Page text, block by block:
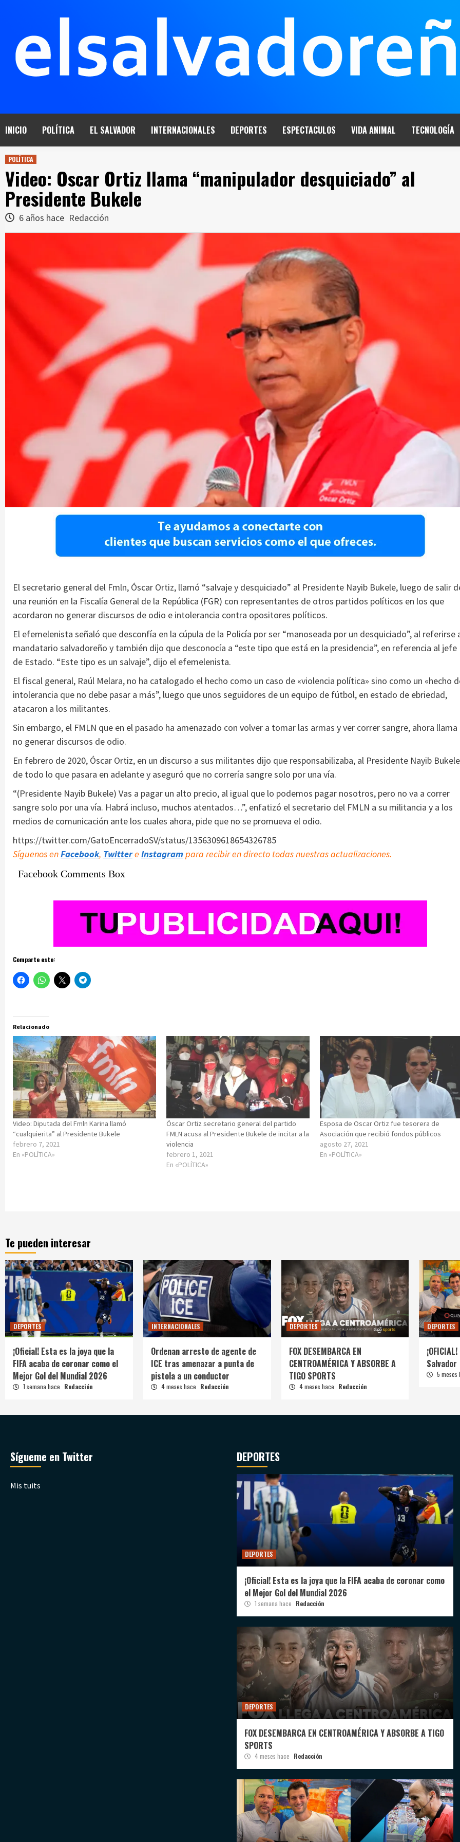
INICIO POLÍTICA EL SALVADOR INTERNACIONALES DEPORTES ESPECTACULOS VIDA ANIMAL TECNOLOGÍA
POLÍTICA
Video: Oscar Ortiz llama “manipulador desquiciado” al
Presidente Bukele
6 años hace Redacción
El secretario general del Fmln, Óscar Ortiz, llamó “salvaje y desquiciado” al Presidente Nayib Bukele, luego de salir
una reunión en la Fiscalía General de la República (FGR) con representantes de otros partidos políticos en los que
acordaron no generar discursos de odio e intolerancia contra opositores políticos.
El efemelenista señaló que desconfía en la cúpula de la Policía por ser “manoseada por un desquiciado”, al referirse
mandatario salvadoreño y también dijo que desconocía a “este tipo que está en la presidencia”, en referencia al jefe
de Estado. “Este tipo es un salvaje”, dijo el efemelenista.
El fiscal general, Raúl Melara, no ha catalogado el hecho como un caso de «violencia política» sino como un «hecho
intolerancia que no debe pasar a más”, luego que unos seguidores de un equipo de fútbol, en estado de ebriedad,
atacaron a los militantes.
Sin embargo, el FMLN que en el pasado ha amenazado con volver a tomar las armas y ver correr sangre, ahora llama
no generar discursos de odio.
En febrero de 2020, Óscar Ortiz, en un discurso a sus militantes dijo que responsabilizaba, al Presidente Nayib
de todo lo que pasara en adelante y aseguró que no correría sangre solo por una vía.
“(Presidente Nayib Bukele) Vas a pagar un alto precio, al igual que lo podemos pagar nosotros, pero no va a correr
sangre solo por una vía. Habrá incluso, muchos atentados…”, enfatizó el secretario del FMLN a su militancia y a los
medios de comunicación ante los cuales ahora, pide que no se promueva el odio.
https://twitter.com/GatoEncerradoSV/status/1356309618654326785
Síguenos enFacebook, Twittere Instagram para recibir en directo todas nuestras actualizaciones.
Facebook Comments Box
Comparte esto:
Relacionado
Video: Diputada del Fmln Karina llamó
“cualquierita” al Presidente Bukele
febrero 7, 2021
En «POLÍTICA»
Óscar Ortiz secretario general del partido
FMLN acusa al Presidente Bukele de incitar a la
violencia
febrero 1, 2021
En «POLÍTICA»
Esposa de Oscar Ortiz fue tesorera de
Asociación que recibió fondos públicos
agosto 27, 2021
En «POLÍTICA»
Te pueden interesar
DEPORTES
¡Oficial! Esta es la joya que la
FIFA acaba de coronar como el
Mejor Gol del Mundial 2026
1 semana hace Redacción
INTERNACIONALES
Ordenan arresto de agente de
ICE tras amenazar a punta de
pistola a un conductor
4 meses hace Redacción
DEPORTES
FOX DESEMBARCA EN
CENTROAMÉRICA Y ABSORBE A
TIGO SPORTS
4 meses hace Redacción
DEPORTES
Salvador
5
Sígueme en Twitter
Mis tuits
DEPORTES
DEPORTES
¡Oficial! Esta es la joya que la FIFA acaba de coronar como
el Mejor Gol del Mundial 2026
1 semana hace Redacción
DEPORTES
FOX DESEMBARCA EN CENTROAMÉRICA Y ABSORBE A TIGO
SPORTS
4 meses hace Redacción